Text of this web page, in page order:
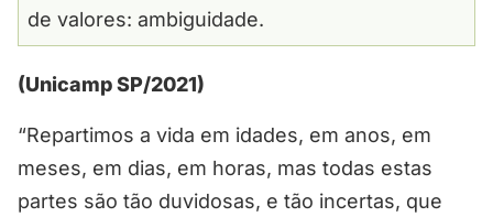
de valores: ambiguidade.
(Unicamp SP/2021)
“Repartimos a vida em idades, em anos, em
meses, em dias, em horas, mas todas estas
partes são tão duvidosas, e tão incertas, que